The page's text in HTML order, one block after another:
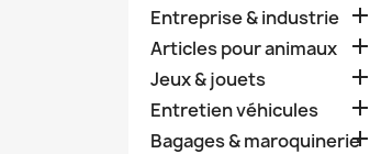
Entreprise & industrie 
Articles pour animaux 
Jeux & jouets 
Entretien véhicules 
Bagages & maroquinerie
